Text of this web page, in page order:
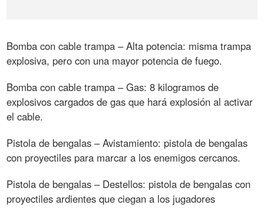
Bomba con cable trampa – Alta potencia: misma trampa
explosiva, pero con una mayor potencia de fuego.
Bomba con cable trampa – Gas: 8 kilogramos de
explosivos cargados de gas que hará explosión al activar
el cable.
Pistola de bengalas – Avistamiento: pistola de bengalas
con proyectiles para marcar a los enemigos cercanos.
Pistola de bengalas – Destellos: pistola de bengalas con
proyectiles ardientes que ciegan a los jugadores